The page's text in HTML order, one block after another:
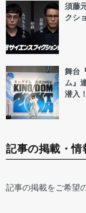
須藤
クシ
舞台
ム』
潜入
記事の掲載・
記事の掲載をご希望